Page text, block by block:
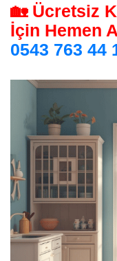
🏡 Ücretsiz
İçin Hemen
0543 763 44